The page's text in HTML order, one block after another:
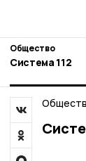
Общество
Система 112